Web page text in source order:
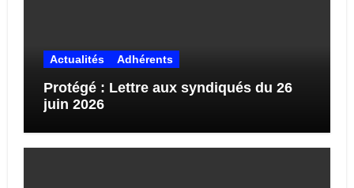
Actualités Adhérents
Protégé : Lettre aux syndiqués du 26
juin 2026